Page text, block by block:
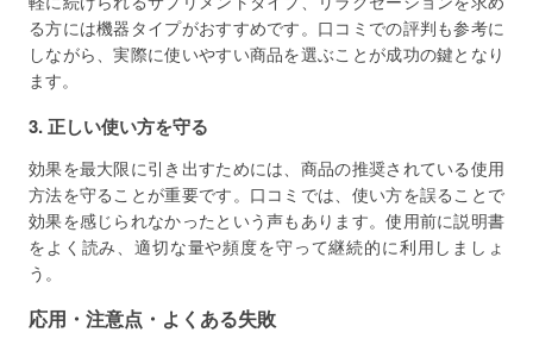
る方には機器タイプがおすすめです。口コミでの評判も参考に
しながら、実際に使いやすい商品を選ぶことが成功の鍵となり
ます。
3. 正しい使い方を守る
効果を最大限に引き出すためには、商品の推奨されている使用
方法を守ることが重要です。口コミでは、使い方を誤ることで
効果を感じられなかったという声もあります。使用前に説明書
をよく読み、適切な量や頻度を守って継続的に利用しましょ
う。
応用・注意点・よくある失敗